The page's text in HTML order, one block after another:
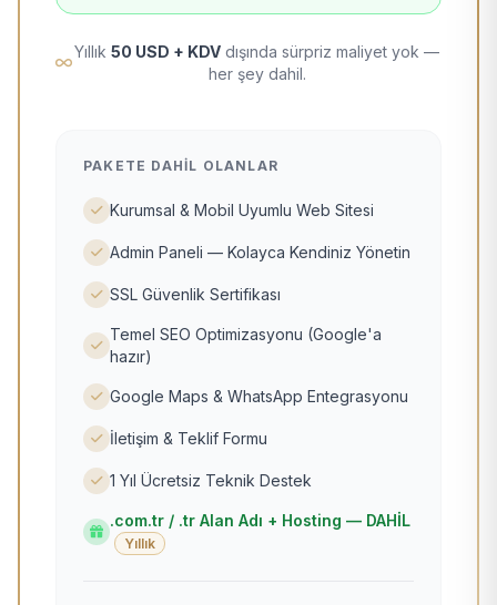
Yıllık 50 USD + KDV dışında sürpriz maliyet yok —
her şey dahil.
PAKETE DAHIL OLANLAR
Kurumsal & Mobil Uyumlu Web Sitesi
Admin Paneli — Kolayca Kendiniz Yönetin
SSL Güvenlik Sertifikası
Temel SEO Optimizasyonu (Google'a
hazır)
Google Maps & WhatsApp Entegrasyonu
İletişim & Teklif Formu
1 Yıl Ücretsiz Teknik Destek
.com.tr / .tr Alan Adı + Hosting — DAHİL
Yıllık